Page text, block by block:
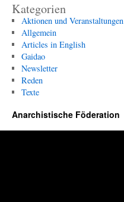
Kategorien
Aktionen und Veranstaltungen
Allgemein
Articles in English
Gaidao
Newsletter
Reden
Texte
Anarchistische Föderation